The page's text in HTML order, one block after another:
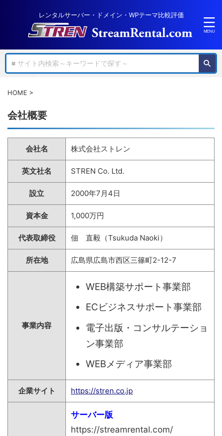
レンタルサーバー・ドメイン・WPテーマ比較評価
HOME >
会社概要
会社名 株式会社ストレン
英文社名 STREN Co. Ltd.
設立 2000年7月4日
資本金 1,000万円
代表取締役 佃 直毅（Tsukuda Naoki）
所在地 広島県広島市西区三篠町2-12-7
事業内容
WEB構築サポート事業部
ECビジネスサポート事業部
電子出版・コンサルテーショ
ン事業部
WEBメディア事業部
企業サイト https://stren.co.jp
サーバー版
https://streamrental.com/